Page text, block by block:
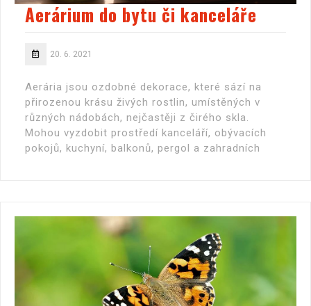
Aerárium do bytu či kanceláře
20. 6. 2021
Aerária jsou ozdobné dekorace, které sází na
přirozenou krásu živých rostlin, umístěných v
různých nádobách, nejčastěji z čirého skla.
Mohou vyzdobit prostředí kanceláří, obývacích
pokojů, kuchyní, balkonů, pergol a zahradních